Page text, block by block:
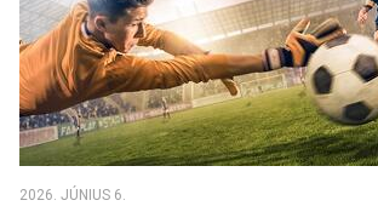
2026. JÚNIUS 6.